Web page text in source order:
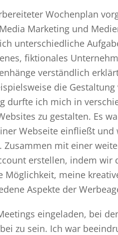
Wochenplan
Marketing und
unterschiedliche
fiktionales
verständlich
die
durfte ich mich in
zu gestalten. Es
Webseite einfließt
mit einer
erstellen, indem wir
meine
Aspekte der
eingeladen, bei
zu sein. Ich war